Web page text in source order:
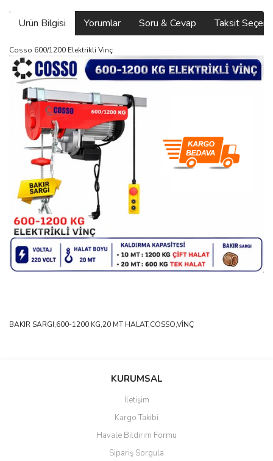
Ürün Bilgisi Yorumlar Soru & Cevap Taksit
Cosso 600/1200 Elektrikli Vinç
BAKIR SARGI,600-1200 KG,20 MT HALAT,COSSO,VİNÇ
Bu ürüne ilk yorumu siz yapın!
Ürün hakkında henüz soru sorulmamış.
Ürün resmi kalitesiz, bozuk veya görüntülenemiyor.
Ürün açıklamasında eksik bilgiler bulunuyor.
Ürün bilgilerinde hatalar bulunuyor.
KURUMSAL
İletişim
Kargo Takibi
Havale Bildirim Formu
Sipariş Sorgula